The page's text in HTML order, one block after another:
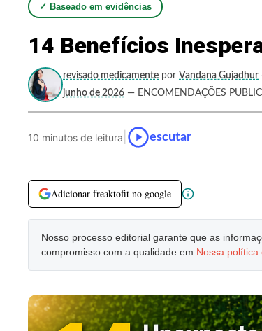
✓ Baseado em evidências
14 Benefícios
revisado medicamente por Vandana Gujadhur
junho de 2026 — ENCOMENDAÇÕES
10 minutos de leitura escutar
Adicionar freaktofit no google
Nosso processo editorial garante que as
compromisso com a qualidade em Nossa política